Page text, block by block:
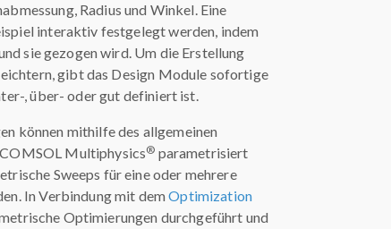
Radius und Winkel. Eine
interaktiv festgelegt werden, indem
sie gezogen wird. Um die Erstellung
gibt das Design Module sofortige
, über- oder gut definiert ist.
können mithilfe des allgemeinen
Multiphysics® parametrisiert
Sweeps für eine oder mehrere
In Verbindung mit demOptimization
Optimierungen durchgeführt und